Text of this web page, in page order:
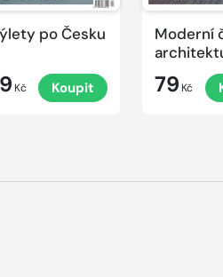
po Česku
Kč Koupit
Moderní
79 Kč